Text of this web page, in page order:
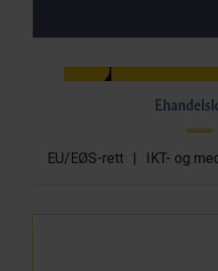
EU/EØS-rett | IKT- og